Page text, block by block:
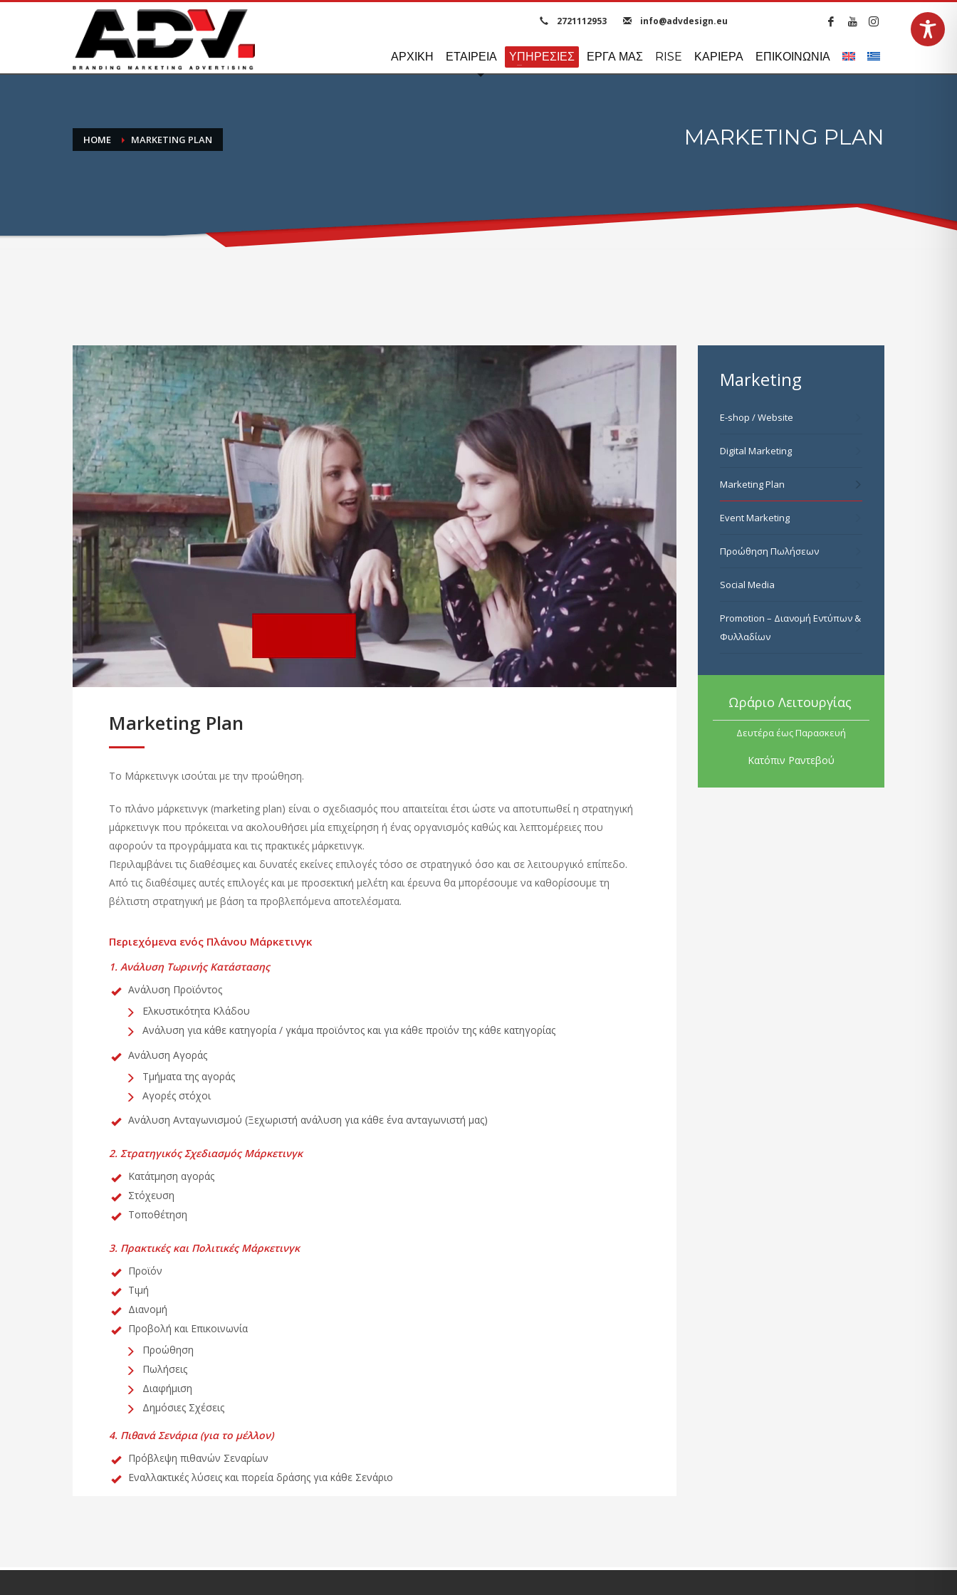
2721112953 info@advdesign.eu
ΑΡΧΙΚΗ ΕΤΑΙΡΕΙΑ ΥΠΗΡΕΣΙΕΣ ΕΡΓΑ ΜΑΣ RISE ΚΑΡΙΕΡΑ ΕΠΙΚΟΙΝΩΝΙΑ
HOME MARKETING PLAN MARKETING PLAN
Marketing Plan
Το Μάρκετινγκ ισούται με την προώθηση.
Το πλάνο μάρκετινγκ (marketing plan) είναι ο σχεδιασμός που απαιτείται έτσι ώστε να αποτυπωθεί η στρατηγική
μάρκετινγκ που πρόκειται να ακολουθήσει μία επιχείρηση ή ένας οργανισμός καθώς και λεπτομέρειες που
αφορούν τα προγράμματα και τις πρακτικές μάρκετινγκ.
Περιλαμβάνει τις διαθέσιμες και δυνατές εκείνες επιλογές τόσο σε στρατηγικό όσο και σε λειτουργικό επίπεδο.
Από τις διαθέσιμες αυτές επιλογές και με προσεκτική μελέτη και έρευνα θα μπορέσουμε να καθορίσουμε τη
βέλτιστη στρατηγική με βάση τα προβλεπόμενα αποτελέσματα.
Περιεχόμενα ενός Πλάνου Μάρκετινγκ
1. Ανάλυση Τωρινής Κατάστασης
Ανάλυση Προϊόντος
Ελκυστικότητα Κλάδου
Ανάλυση για κάθε κατηγορία / γκάμα προϊόντος και για κάθε προϊόν της κάθε κατηγορίας
Ανάλυση Αγοράς
Τμήματα της αγοράς
Αγορές στόχοι
Ανάλυση Ανταγωνισμού (Ξεχωριστή ανάλυση για κάθε ένα ανταγωνιστή μας)
2. Στρατηγικός Σχεδιασμός Μάρκετινγκ
Κατάτμηση αγοράς
Στόχευση
Τοποθέτηση
3. Πρακτικές και Πολιτικές Μάρκετινγκ
Προϊόν
Τιμή
Διανομή
Προβολή και Επικοινωνία
Προώθηση
Πωλήσεις
Διαφήμιση
Δημόσιες Σχέσεις
4. Πιθανά Σενάρια (για το μέλλον)
Πρόβλεψη πιθανών Σεναρίων
Εναλλακτικές λύσεις και πορεία δράσης για κάθε Σενάριο
Marketing
E-shop / Website
Digital Marketing
Marketing Plan
Event Marketing
Προώθηση Πωλήσεων
Social Media
Promotion – Διανομή Εντύπων &
Φυλλαδίων
Ωράριο Λειτουργίας
Δευτέρα έως Παρασκευή
Κατόπιν Ραντεβού